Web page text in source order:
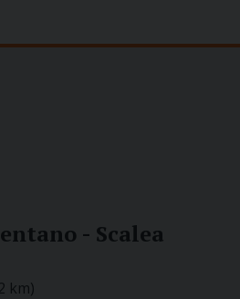
- Scalea
km)